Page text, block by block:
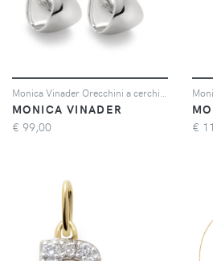
MONICA VINADER
€ 99,00
€